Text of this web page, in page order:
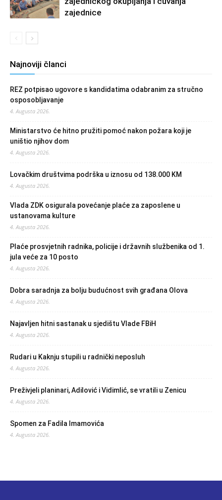
zajednice
Najnoviji članci
REZ potpisao ugovore s kandidatima odabranim za stručno
osposobljavanje
4. Augusta 2026.
Ministarstvo će hitno pružiti pomoć nakon požara koji je
uništio njihov dom
4. Augusta 2026.
Lovačkim društvima podrška u iznosu od 138.000 KM
4. Augusta 2026.
Vlada ZDK osigurala povećanje plaće za zaposlene u
ustanovama kulture
4. Augusta 2026.
Plaće prosvjetnih radnika, policije i državnih službenika od 1.
jula veće za 10 posto
4. Augusta 2026.
Dobra saradnja za bolju budućnost svih građana Olova
4. Augusta 2026.
Najavljen hitni sastanak u sjedištu Vlade FBiH
4. Augusta 2026.
Rudari u Kaknju stupili u radnički neposluh
4. Augusta 2026.
Preživjeli planinari, Adilović i Vidimlić, se vratili u Zenicu
4. Augusta 2026.
Spomen za Fadila Imamovića
4. Augusta 2026.